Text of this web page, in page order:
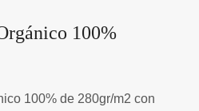
100%
100% de 280gr/m2 con